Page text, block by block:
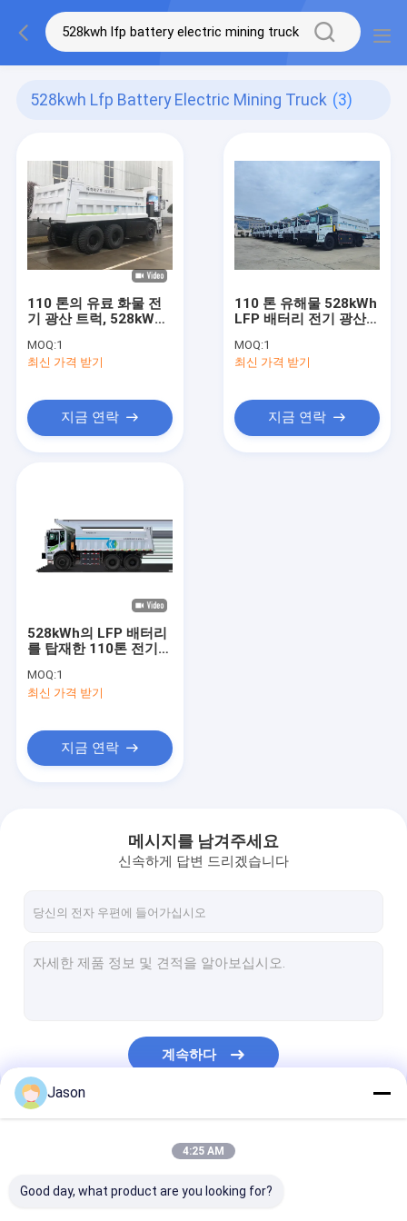
528kwh Lfp Battery Electric Mining Truck (3)
110 톤의 유료 화물 전
기 광산 트럭, 528kWh
MOQ:1
최신 가격 받기
지금 연락
110 톤 유해물 528kWh
LFP 배터리 전기 광산
MOQ:1
최신 가격 받기
지금 연락
528kWh의 LFP 배터리
를 탑재한 110톤 전기
MOQ:1
최신 가격 받기
지금 연락
메시지를 남겨주세요
신속하게 답변 드리겠습니다
계속하다
Jason
4:25 AM
Good day, what product are you looking for?